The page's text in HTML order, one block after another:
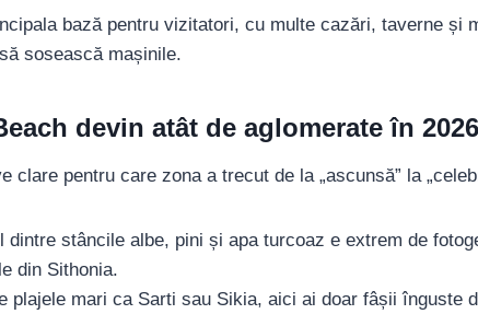
bază pentru vizitatori, cu multe cazări, taverne
sosească mașinile.
devin atât de aglomerate în 2026
pentru care zona a trecut de la „ascunsă” la
dintre stâncile albe, pini și apa turcoaz e extrem de
din Sithonia.
plajele mari ca Sarti sau Sikia, aici ai doar fâșii înguste